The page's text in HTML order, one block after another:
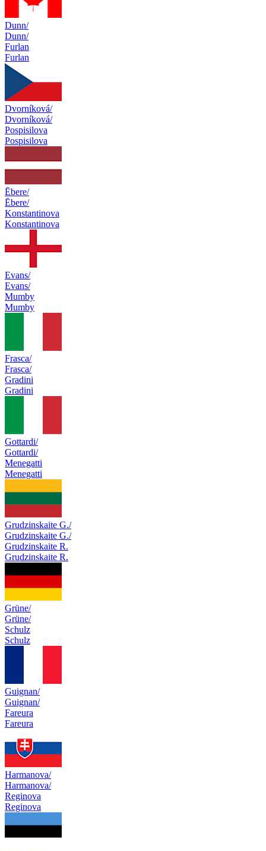
Dunn/
Dunn/
Furlan
Furlan
Dvorníková/
Dvorníková/
Pospisilova
Pospisilova
Ēbere/
Ēbere/
Konstantinova
Konstantinova
Evans/
Evans/
Mumby
Mumby
Frasca/
Frasca/
Gradini
Gradini
Gottardi/
Gottardi/
Menegatti
Menegatti
Grudzinskaite G./
Grudzinskaite G./
Grudzinskaite R.
Grudzinskaite R.
Grüne/
Grüne/
Schulz
Schulz
Guignan/
Guignan/
Fareura
Fareura
Harmanova/
Harmanova/
Reginova
Reginova